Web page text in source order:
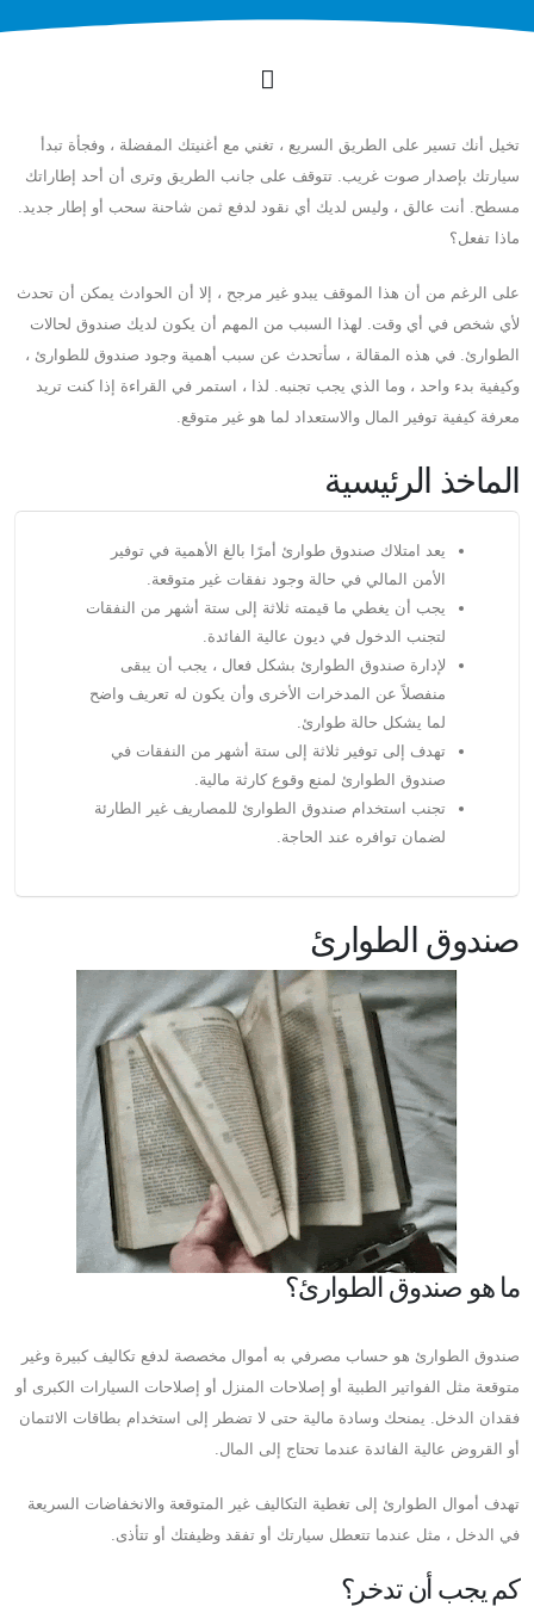
تخيل أنك تسير على الطريق السريع ، تغني مع أغنيتك المفضلة ، وفجأة تبدأ
سيارتك بإصدار صوت غريب. تتوقف على جانب الطريق وترى أن أحد إطاراتك
مسطح. أنت عالق ، وليس لديك أي نقود لدفع ثمن شاحنة سحب أو إطار جديد.
ماذا تفعل؟
على الرغم من أن هذا الموقف يبدو غير مرجح ، إلا أن الحوادث يمكن أن تحدث
لأي شخص في أي وقت. لهذا السبب من المهم أن يكون لديك صندوق لحالات
الطوارئ. في هذه المقالة ، سأتحدث عن سبب أهمية وجود صندوق للطوارئ ،
وكيفية بدء واحد ، وما الذي يجب تجنبه. لذا ، استمر في القراءة إذا كنت تريد
معرفة كيفية توفير المال والاستعداد لما هو غير متوقع.
الماخذ الرئيسية
يعد امتلاك صندوق طوارئ أمرًا بالغ الأهمية في توفير
الأمن المالي في حالة وجود نفقات غير متوقعة.
يجب أن يغطي ما قيمته ثلاثة إلى ستة أشهر من النفقات
لتجنب الدخول في ديون عالية الفائدة.
لإدارة صندوق الطوارئ بشكل فعال ، يجب أن يبقى
منفصلاً عن المدخرات الأخرى وأن يكون له تعريف واضح
لما يشكل حالة طوارئ.
تهدف إلى توفير ثلاثة إلى ستة أشهر من النفقات في
صندوق الطوارئ لمنع وقوع كارثة مالية.
تجنب استخدام صندوق الطوارئ للمصاريف غير الطارئة
لضمان توافره عند الحاجة.
صندوق الطوارئ
ما هو صندوق الطوارئ؟
صندوق الطوارئ هو حساب مصرفي به أموال مخصصة لدفع تكاليف كبيرة وغير
متوقعة مثل الفواتير الطبية أو إصلاحات المنزل أو إصلاحات السيارات الكبرى أو
فقدان الدخل. يمنحك وسادة مالية حتى لا تضطر إلى استخدام بطاقات الائتمان
أو القروض عالية الفائدة عندما تحتاج إلى المال.
تهدف أموال الطوارئ إلى تغطية التكاليف غير المتوقعة والانخفاضات السريعة
في الدخل ، مثل عندما تتعطل سيارتك أو تفقد وظيفتك أو تتأذى.
كم يجب أن تدخر؟